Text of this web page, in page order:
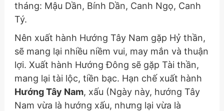
tháng: Mậu Dần, Bính Dần, Canh Ngọ, Canh
Tý.
Nên xuất hành Hướng Tây Nam gặp Hỷ thần,
sẽ mang lại nhiều niềm vui, may mắn và thuận
lợi. Xuất hành Hướng Đông sẽ gặp Tài thần,
mang lại tài lộc, tiền bạc. Hạn chế xuất hành
Hướng Tây Nam, xấu (Ngày này, hướng Tây
Nam vừa là hướng xấu, nhưng lại vừa là